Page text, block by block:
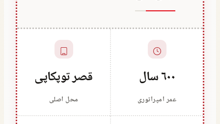
۶۰۰ سال
عمر امپراتوری
قصر توپکاپی
محل اصلی